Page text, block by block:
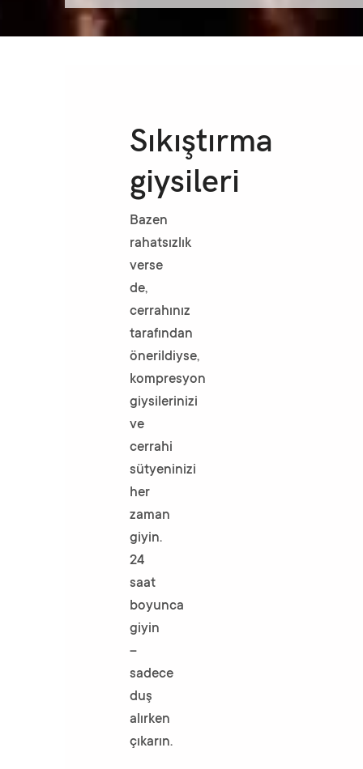
Sıkıştırma
giysileri
Bazen
rahatsızlık
verse
de,
cerrahınız
tarafından
önerildiyse,
kompresyon
giysilerinizi
ve
cerrahi
sütyeninizi
her
zaman
giyin.
24
saat
boyunca
giyin
–
sadece
duş
alırken
çıkarın.